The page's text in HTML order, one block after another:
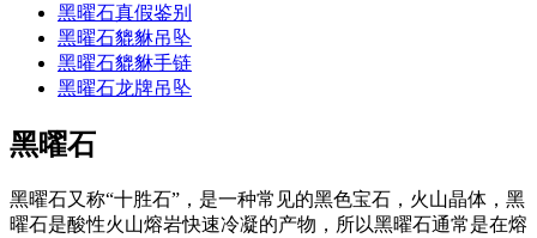
黑曜石真假鉴别
黑曜石貔貅吊坠
黑曜石貔貅手链
黑曜石龙牌吊坠
黑曜石
黑曜石又称“十胜石”，是一种常见的黑色宝石，火山晶体，黑
曜石是酸性火山熔岩快速冷凝的产物，所以黑曜石通常是在熔